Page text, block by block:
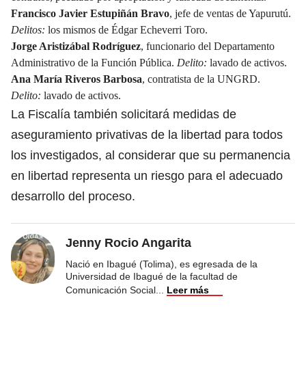
Francisco Javier Estupiñán Bravo, jefe de ventas de Yapurutú.
Delitos: los mismos de Édgar Echeverri Toro.
Jorge Aristizábal Rodríguez, funcionario del Departamento
Administrativo de la Función Pública. Delito: lavado de activos.
Ana María Riveros Barbosa, contratista de la UNGRD.
Delito: lavado de activos.
La Fiscalía también solicitará medidas de
aseguramiento privativas de la libertad para todos
los investigados, al considerar que su permanencia
en libertad representa un riesgo para el adecuado
desarrollo del proceso.
Jenny Rocio Angarita
Nació en Ibagué (Tolima), es egresada de la
Universidad de Ibagué de la facultad de
Comunicación Social
Leer más